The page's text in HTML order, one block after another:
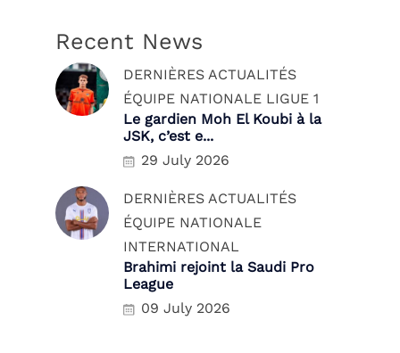
Recent News
DERNIÈRES ACTUALITÉS
ÉQUIPE NATIONALE LIGUE 1
Le gardien Moh El Koubi à la
JSK, c’est e...
29 July 2026
DERNIÈRES ACTUALITÉS
ÉQUIPE NATIONALE
INTERNATIONAL
Brahimi rejoint la Saudi Pro
League
09 July 2026